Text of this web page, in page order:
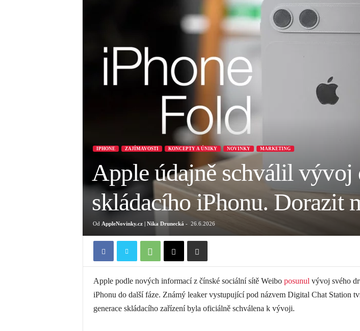
IPHONE ZAJÍMAVOSTI KONCEPTY A ÚNIKY NOVINKY MARKETING
Apple údajně schválil vývoj
skládacího iPhonu. Dorazit
Od AppleNovinky.cz | Nika Drunecká - 26.6.2026
Apple podle nových informací z čínské sociální sítě Weibo posunul vývoj svého
iPhonu do další fáze. Známý leaker vystupující pod názvem Digital Chat Station
generace skládacího zařízení byla oficiálně schválena k vývoji.